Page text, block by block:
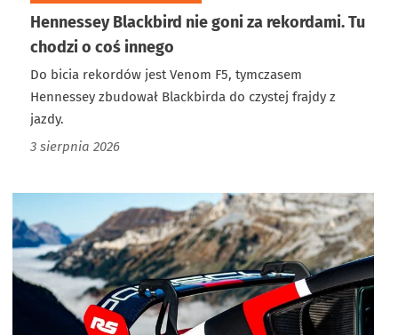
Hennessey Blackbird nie goni za rekordami. Tu
chodzi o coś innego
Do bicia rekordów jest Venom F5, tymczasem
Hennessey zbudował Blackbirda do czystej frajdy z
jazdy.
3 sierpnia 2026